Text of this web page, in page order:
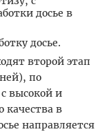
досье в
досье.
второй этап
по
высокой и
качества в
направляется